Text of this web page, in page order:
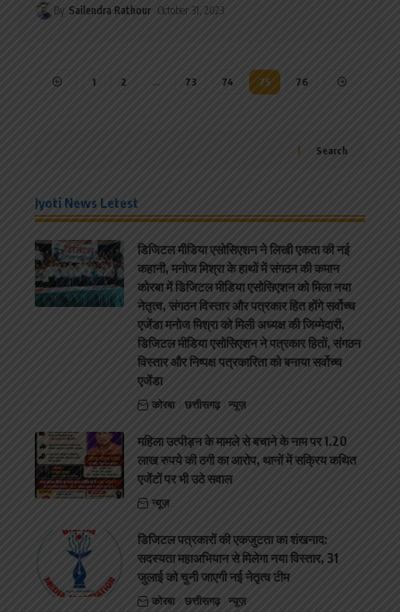
By Sailendra Rathour October 31, 2023
1 2 … 73 74 75 76
Search
Jyoti News Letest
डिजिटल मीडिया एसोसिएशन ने लिखी एकता की नई
कहानी, मनोज मिश्रा के हाथों में संगठन की कमान
कोरबा में डिजिटल मीडिया एसोसिएशन को मिला नया
नेतृत्व, संगठन विस्तार और पत्रकार हित होंगे सर्वोच्च
एजेंडा मनोज मिश्रा को मिली अध्यक्ष की जिम्मेदारी,
डिजिटल मीडिया एसोसिएशन ने पत्रकार हितों, संगठन
विस्तार और निष्पक्ष पत्रकारिता को बनाया सर्वोच्च
एजेंडा
कोरबा छत्तीसगढ़ न्यूज़
महिला उत्पीड़न के मामले से बचाने के नाम पर 1.20
लाख रुपये की ठगी का आरोप, थानों में सक्रिय कथित
एजेंटों पर भी उठे सवाल
न्यूज़
डिजिटल पत्रकारों की एकजुटता का शंखनाद:
सदस्यता महाअभियान से मिलेगा नया विस्तार, 31
जुलाई को चुनी जाएगी नई नेतृत्व टीम
कोरबा छत्तीसगढ़ न्यूज़